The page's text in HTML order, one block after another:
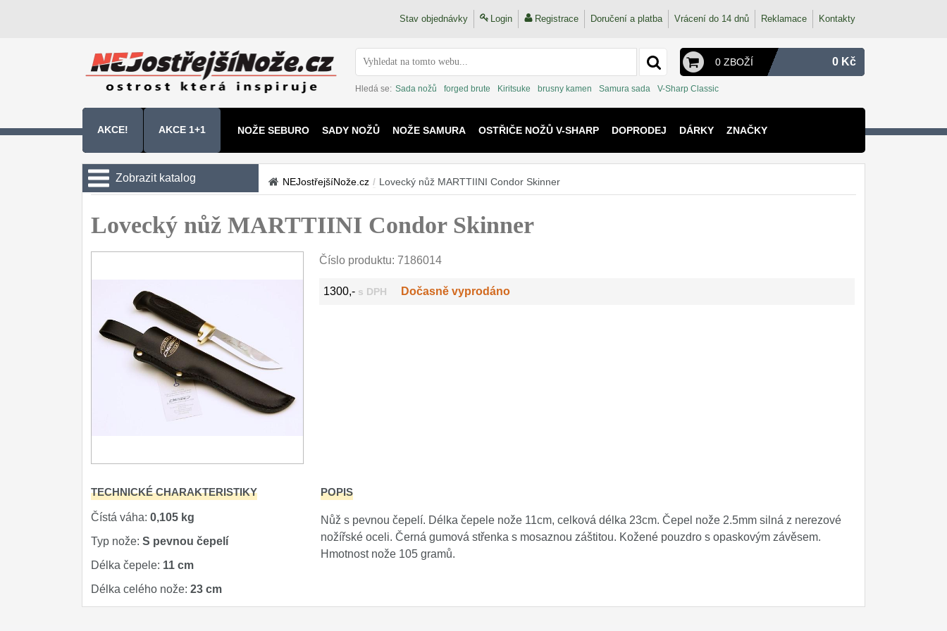
Stav objednávky Login Registrace Doručení a platba Vrácení do 14 dnů Reklamace Kontakty
0 ZBOŽÍ 0 Kč
Hledá se: Sada nožů forged brute Kiritsuke brusny kamen Samura sada V-Sharp Classic
AKCE! AKCE 1+1 NOŽE SEBURO SADY NOŽŮ NOŽE SAMURA OSTŘIČE NOŽŮ V-SHARP DOPRODEJ DÁRKY ZNAČKY
Zobrazit katalog
Zavírací nože
Taktické 8
Outdoorové 9
Speciální nože
Ostření nožů
Nože SEBURO
Ostřiče nožů V-Sharp
Doprodej 11
Dárky 4
Značky
NEJostřejšíNože.cz / Lovecký nůž MARTTIINI Condor Skinner
Lovecký nůž MARTTIINI Condor Skinner
Číslo produktu: 7186014
1300,- s DPH Dočasně vyprodáno
TECHNICKÉ CHARAKTERISTIKY
Čístá váha: 0,105 kg
Typ nože: S pevnou čepelí
Délka čepele: 11 cm
Délka celého nože: 23 cm
POPIS
Nůž s pevnou čepelí. Délka čepele nože 11cm, celková délka 23cm. Čepel nože 2.5mm silná z nerezové
nožířské oceli. Černá gumová střenka s mosaznou záštitou. Kožené pouzdro s opaskovým závěsem.
Hmotnost nože 105 gramů.